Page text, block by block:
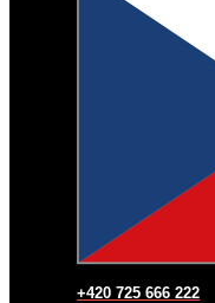
+420 725 666 222